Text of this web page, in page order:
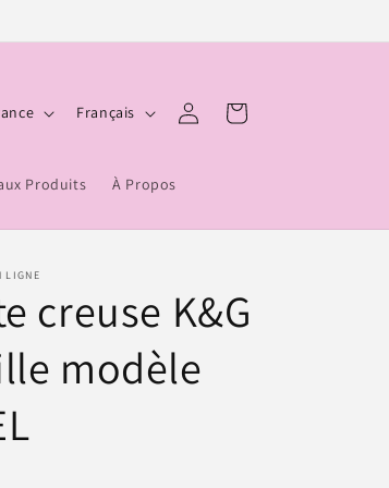
Produits À Propos
n
Français Connexion Panier
LIGNE
creuse K&G
modèle